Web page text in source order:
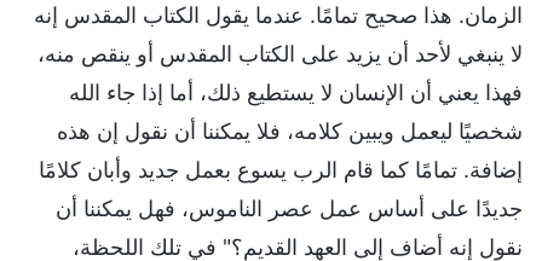
الزمان. هذا صحيح تمامًا. عندما يقول الكتاب المقدس إنه
لا ينبغي لأحد أن يزيد على الكتاب المقدس أو ينقص منه،
فهذا يعني أن الإنسان لا يستطيع ذلك، أما إذا جاء الله
شخصيًا ليعمل ويبين كلامه، فلا يمكننا أن نقول إن هذه
إضافة. تمامًا كما قام الرب يسوع بعمل جديد وأبان كلامًا
جديدًا على أساس عمل عصر الناموس، فهل يمكننا أن
نقول إنه أضاف إلى العهد القديم؟" في تلك اللحظة،